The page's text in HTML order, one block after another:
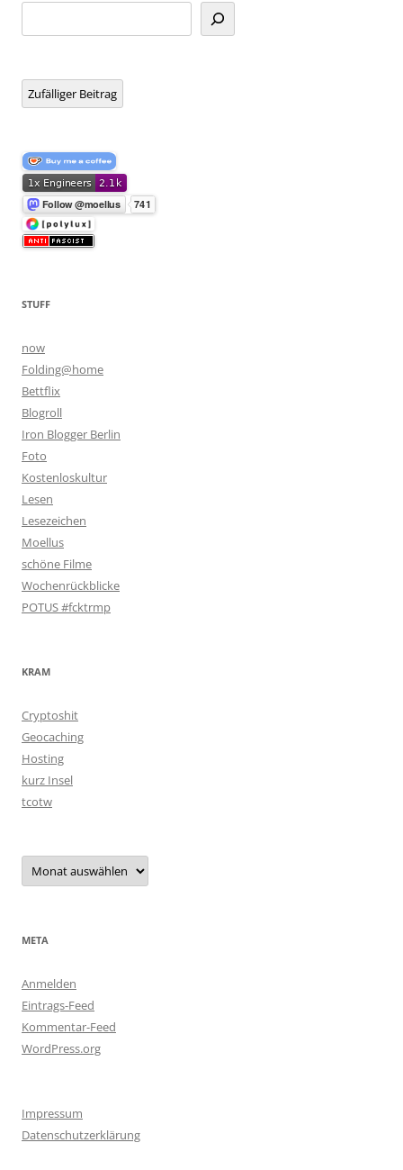
Zufälliger Beitrag
STUFF
now
Folding@home
Bettflix
Blogroll
Iron Blogger Berlin
Foto
Kostenloskultur
Lesen
Lesezeichen
Moellus
schöne Filme
Wochenrückblicke
POTUS #fcktrmp
KRAM
Cryptoshit
Geocaching
Hosting
kurz Insel
tcotw
Archiv
META
Anmelden
Eintrags-Feed
Kommentar-Feed
WordPress.org
Impressum
Datenschutzerklärung